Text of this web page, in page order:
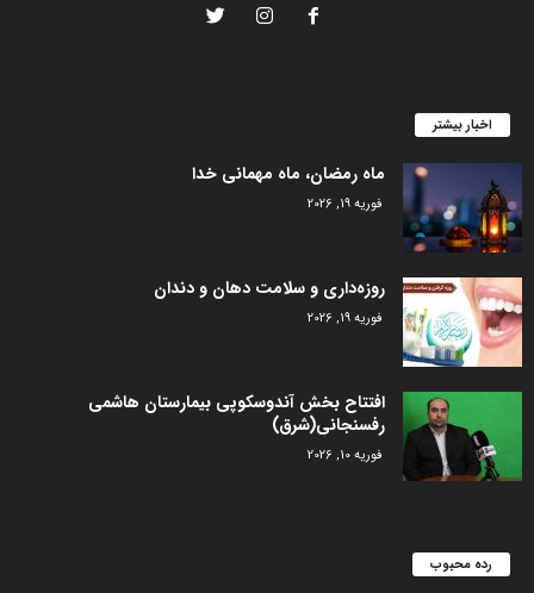
اخبار بیشتر
ماه رمضان، ماه مهمانی خدا
فوریه 19, 2026
روزه‌داری و سلامت دهان و دندان
فوریه 19, 2026
افتتاح بخش آندوسکوپی بیمارستان هاشمی
رفسنجانی(شرق)
فوریه 10, 2026
رده محبوب